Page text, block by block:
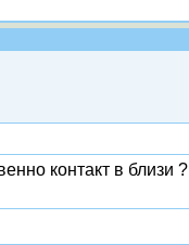
контакт в близи ?